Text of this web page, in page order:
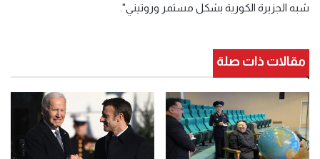
شبه الجزيرة الكورية بشكل مستمر وروتيني".
مقالات ذات صلة